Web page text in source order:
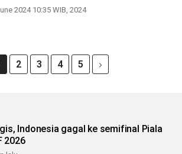
2024 10:35 WIB, 2024
2 3 4 5
Indonesia gagal ke semifinal Piala
2026